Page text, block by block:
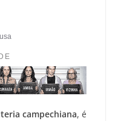
campechiana, é